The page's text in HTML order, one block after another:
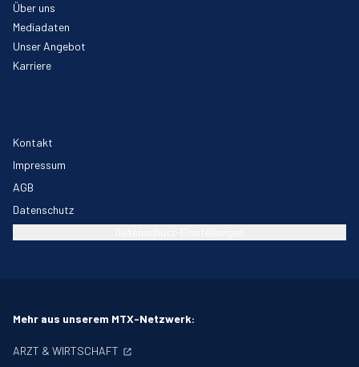
Über uns
Mediadaten
Unser Angebot
Karriere
Kontakt
Impressum
AGB
Datenschutz
Mehr aus unserem MTX-Netzwerk:
ARZT & WIRTSCHAFT